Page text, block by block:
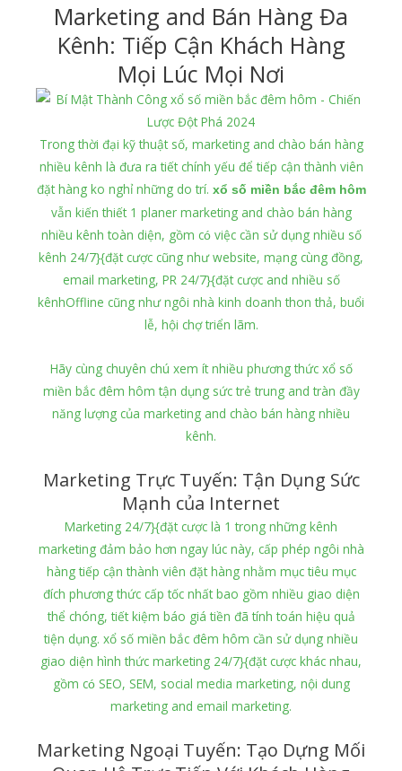
Marketing and Bán Hàng Đa
Kênh: Tiếp Cận Khách Hàng
Mọi Lúc Mọi Nơi
Trong thời đại kỹ thuật số, marketing and chào bán hàng
nhiều kênh là đưa ra tiết chính yếu để tiếp cận thành viên
đặt hàng ko nghỉ những do trí. xổ số miền bắc đêm hôm
vẫn kiến thiết 1 planer marketing and chào bán hàng
nhiều kênh toàn diện, gồm có việc cần sử dụng nhiều số
kênh 24/7}{đặt cược cũng như website, mạng cùng đồng,
email marketing, PR 24/7}{đặt cược and nhiều số
kênhOffline cũng như ngôi nhà kinh doanh thon thả, buổi
lễ, hội chợ triển lãm.
Hãy cùng chuyên chú xem ít nhiều phương thức xổ số
miền bắc đêm hôm tận dụng sức trẻ trung and tràn đầy
năng lượng của marketing and chào bán hàng nhiều
kênh.
Marketing Trực Tuyến: Tận Dụng Sức
Mạnh của Internet
Marketing 24/7}{đặt cược là 1 trong những kênh
marketing đảm bảo hơn ngay lúc này, cấp phép ngôi nhà
hàng tiếp cận thành viên đặt hàng nhằm mục tiêu mục
đích phương thức cấp tốc nhất bao gồm nhiều giao diện
thể chóng, tiết kiệm báo giá tiền đã tính toán hiệu quả
tiện dụng. xổ số miền bắc đêm hôm cần sử dụng nhiều
giao diện hình thức marketing 24/7}{đặt cược khác nhau,
gồm có SEO, SEM, social media marketing, nội dung
marketing and email marketing.
Marketing Ngoại Tuyến: Tạo Dựng Mối